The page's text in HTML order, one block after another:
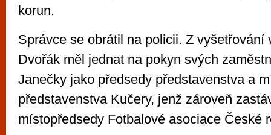
korun.
Správce se obrátil na policii. Z vyšetřování
Dvořák měl jednat na pokyn svých
Janečky jako předsedy představenstva a
představenstva Kučery, jenž zároveň
místopředsedy Fotbalové asociace České